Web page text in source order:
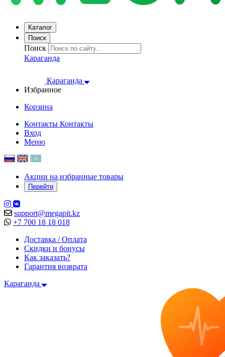
Каталог
Поиск
Поиск
Караганда
Караганда
Избранное
Корзина
Контакты Контакты
Вход
Меню
Акции на избранные товары
Перейти
support@megapit.kz
+7 700 18 18 018
Доставка / Оплата
Скидки и бонусы
Как заказать?
Гарантия возврата
Караганда